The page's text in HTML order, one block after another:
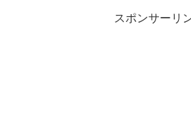
スポンサーリ